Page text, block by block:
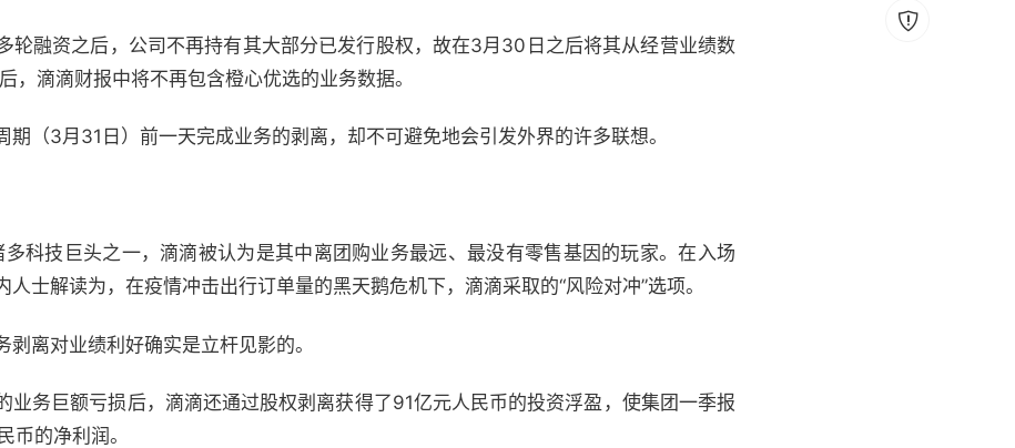
轮融资之后，公司不再持有其大部分已发行股权，故在3月30日之后将其从经营业绩数
，滴滴财报中将不再包含橙心优选的业务数据。
（3月31日）前一天完成业务的剥离，却不可避免地会引发外界的许多联想。
科技巨头之一，滴滴被认为是其中离团购业务最远、最没有零售基因的玩家。在入场
士解读为，在疫情冲击出行订单量的黑天鹅危机下，滴滴采取的“风险对冲”选项。
离对业绩利好确实是立杆见影的。
业务巨额亏损后，滴滴还通过股权剥离获得了91亿元人民币的投资浮盈，使集团一季报
币的净利润。